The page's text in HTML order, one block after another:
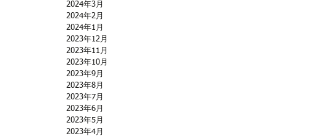
2024年3月
2024年2月
2024年1月
2023年12月
2023年11月
2023年10月
2023年9月
2023年8月
2023年7月
2023年6月
2023年5月
2023年4月